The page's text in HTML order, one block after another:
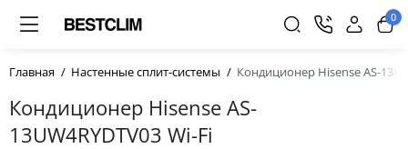
0
Главная Настенные сплит-системы Кондиционер Hisense AS-
Кондиционер Hisense AS-
13UW4RYDTV03 Wi-Fi